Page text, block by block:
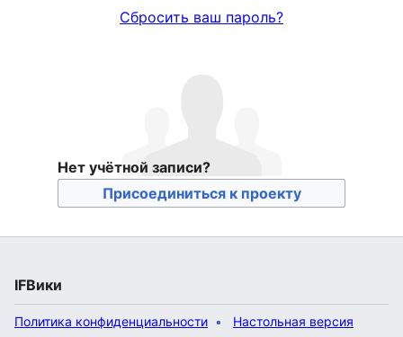
Сбросить ваш пароль?
Нет учётной записи?
Присоединиться к проекту
IFВики
Политика конфиденциальности Настольная версия